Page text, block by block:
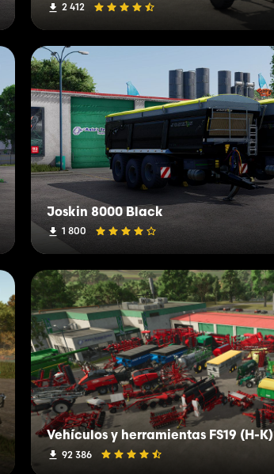
2 412
Joskin 8000 Black
1 800
Vehículos y herramientas FS19 (H-K)
92 386